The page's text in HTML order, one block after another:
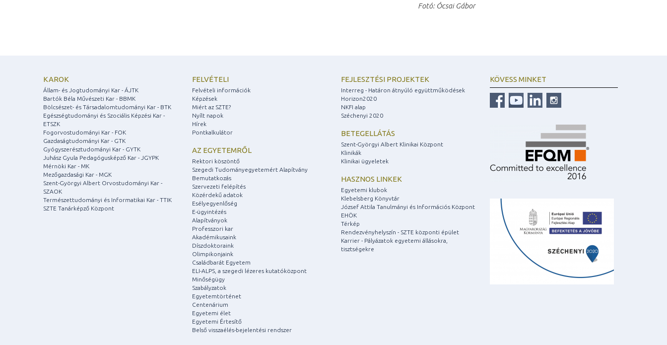
Fotó: Ócsai Gábor
KAROK
Állam- és Jogtudományi Kar - ÁJTK
Bartók Béla Művészeti Kar - BBMK
Bölcsészet- és Társadalomtudományi Kar - BTK
Egészségtudományi és Szociális Képzési Kar -
ETSZK
Fogorvostudományi Kar - FOK
Gazdaságtudományi Kar - GTK
Gyógyszerésztudományi Kar - GYTK
Juhász Gyula Pedagógusképző Kar - JGYPK
Mérnöki Kar - MK
Mezőgazdasági Kar - MGK
Szent-Györgyi Albert Orvostudományi Kar -
SZAOK
Természettudományi és Informatikai Kar - TTIK
SZTE Tanárképző Központ
FELVÉTELI
Felvételi információk
Képzések
Miért az SZTE?
Nyílt napok
Hírek
Pontkalkulátor
AZ EGYETEMRŐL
Rektori köszöntő
Szegedi Tudományegyetemért Alapítvány
Bemutatkozás
Szervezeti felépítés
Közérdekű adatok
Esélyegyenlőség
E-ügyintézés
Alapítványok
Professzori kar
Akadémikusaink
Díszdoktoraink
Olimpikonjaink
Családbarát Egyetem
ELI-ALPS, a szegedi lézeres kutatóközpont
Minőségügy
Szabályzatok
Egyetemtörténet
Centenárium
Egyetemi élet
Egyetemi Értesítő
Belső visszaélés-bejelentési rendszer
FEJLESZTÉSI PROJEKTEK
Interreg - Határon átnyúló együttműködések
Horizon2020
NKFI alap
Széchenyi 2020
BETEGELLÁTÁS
Szent-Györgyi Albert Klinikai Központ
Klinikák
Klinikai ügyeletek
HASZNOS LINKEK
Egyetemi klubok
Klebelsberg Könyvtár
József Attila Tanulmányi és Információs Központ
EHÖK
Térkép
Rendezvényhelyszín - SZTE központi épület
Karrier - Pályázatok egyetemi állásokra,
tisztségekre
KÖVESS MINKET